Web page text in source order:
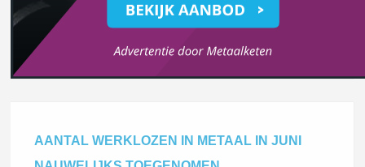
AANTAL WERKLOZEN IN METAAL IN JUNI